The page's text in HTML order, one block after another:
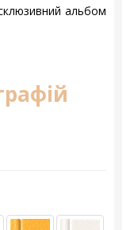
альбом